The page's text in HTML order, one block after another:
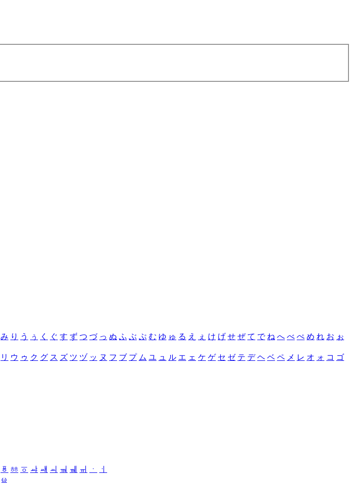
み り う ぅ く ぐ す ず つ づ っ ぬ ふ ぶ ぷ む ゆ ゅ る え ぇ け げ せ ぜ て で ね へ べ ぺ め れ お ぉ
リ ウ ゥ ク グ ス ズ ツ ヅ ッ ヌ フ ブ プ ム ユ ュ ル エ ェ ケ ゲ セ ゼ テ デ ヘ ベ ペ メ レ オ ォ コ ゴ
ㆄ ㆅ ㆆ ㆇ ㆈ ㆉ ㆊ ㆋ ㆌ ㆍ
ㆎ
ω